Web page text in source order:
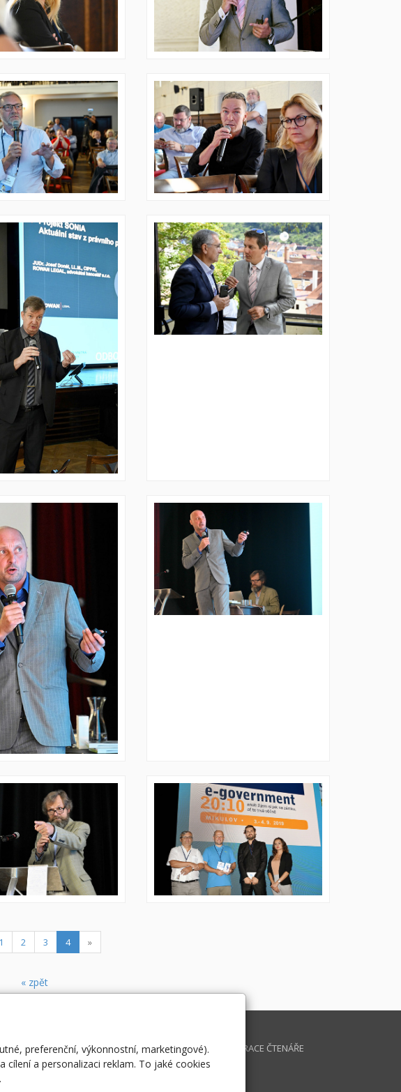
1 2 3 4(current)
»
« zpět
MIKULOV
EGOVERNMENT THE BEST
REGISTRACE ČTENÁŘE
preferenční, výkonnostní, marketingové).
a personalizaci reklam. To jaké cookies